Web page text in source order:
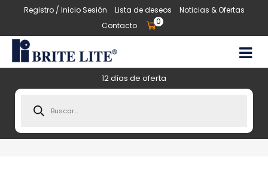
Registro / Inicio Sesión Lista de deseos
Noticias & Ofertas
Contacto
0
12 días de oferta
search